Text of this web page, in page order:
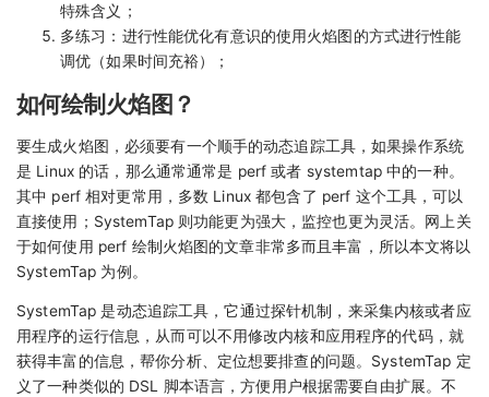
特殊含义；
多练习：进行性能优化有意识的使用火焰图的方式进行性能
调优（如果时间充裕）；
如何绘制火焰图？
要生成火焰图，必须要有一个顺手的动态追踪工具，如果操作系统
是 Linux 的话，那么通常通常是 perf 或者 systemtap 中的一种。
其中 perf 相对更常用，多数 Linux 都包含了 perf 这个工具，可以
直接使用；SystemTap 则功能更为强大，监控也更为灵活。网上关
于如何使用 perf 绘制火焰图的文章非常多而且丰富，所以本文将以
SystemTap 为例。
SystemTap 是动态追踪工具，它通过探针机制，来采集内核或者应
用程序的运行信息，从而可以不用修改内核和应用程序的代码，就
获得丰富的信息，帮你分析、定位想要排查的问题。SystemTap 定
义了一种类似的 DSL 脚本语言，方便用户根据需要自由扩展。不